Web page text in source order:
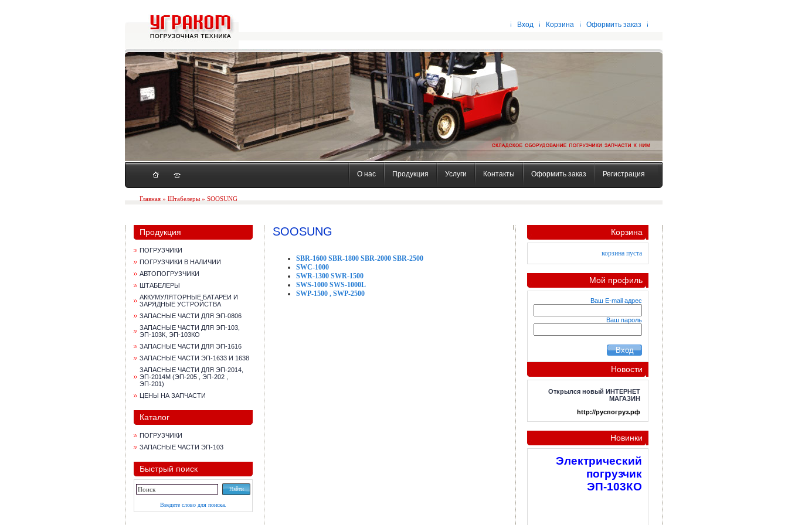
Вход Корзина Оформить заказ
О нас Продукция Услуги Контакты Оформить заказ Регистрация
Главная » Штабелеры » SOOSUNG
Продукция
ПОГРУЗЧИКИ
ПОГРУЗЧИКИ В НАЛИЧИИ
АВТОПОГРУЗЧИКИ
ШТАБЕЛЕРЫ
АККУМУЛЯТОРНЫЕ БАТАРЕИ И
ЗАРЯДНЫЕ УСТРОЙСТВА
ЗАПАСНЫЕ ЧАСТИ ДЛЯ ЭП-0806
ЗАПАСНЫЕ ЧАСТИ ДЛЯ ЭП-103,
ЭП-103К, ЭП-103КО
ЗАПАСНЫЕ ЧАСТИ ДЛЯ ЭП-1616
ЗАПАСНЫЕ ЧАСТИ ЭП-1633 И 1638
ЗАПАСНЫЕ ЧАСТИ ДЛЯ ЭП-2014,
ЭП-2014М (ЭП-205 , ЭП-202 ,
ЭП-201)
ЦЕНЫ НА ЗАПЧАСТИ
Каталог
ПОГРУЗЧИКИ
ЗАПАСНЫЕ ЧАСТИ ЭП-103
Быстрый поиск
Введите слово для поиска.
SOOSUNG
SBR-1600 SBR-1800 SBR-2000 SBR-2500
SWC-1000
SWR-1300 SWR-1500
SWS-1000 SWS-1000L
SWP-1500 , SWP-2500
Корзина
корзина пуста
Мой профиль
Ваш E-mail адрес
Ваш пароль
Новости
Открылся новый ИНТЕРНЕТ
МАГАЗИН
http://руспогруз.рф
Новинки
Электрический
погрузчик
ЭП-103КО